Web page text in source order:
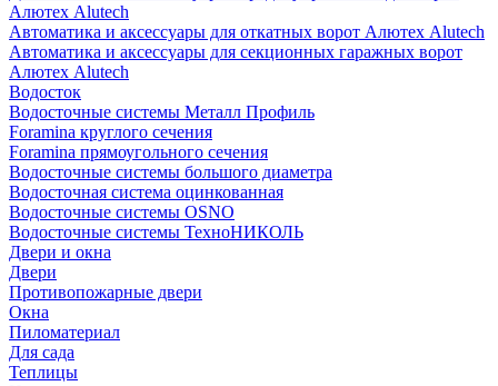
Алютех Alutech
Автоматика и аксессуары для откатных ворот Алютех Alutech
Автоматика и аксессуары для секционных гаражных ворот
Алютех Alutech
Водосток
Водосточные системы Металл Профиль
Foramina круглого сечения
Foramina прямоугольного сечения
Водосточные системы большого диаметра
Водосточная система оцинкованная
Водосточные системы OSNO
Водосточные системы ТехноНИКОЛЬ
Двери и окна
Двери
Противопожарные двери
Окна
Пиломатериал
Для сада
Теплицы